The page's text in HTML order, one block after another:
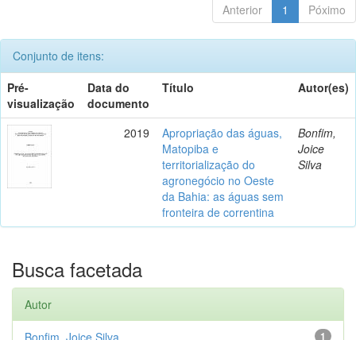
Anterior 1 Póximo
Conjunto de itens:
Pré-
visualização
Data do
documento
Título Autor(es)
2019
Apropriação das águas,
Matopiba e
territorialização do
agronegócio no Oeste
da Bahia: as águas sem
fronteira de correntina
Bonfim,
Joice
Silva
Busca facetada
Autor
1
Bonfim, Joice Silva